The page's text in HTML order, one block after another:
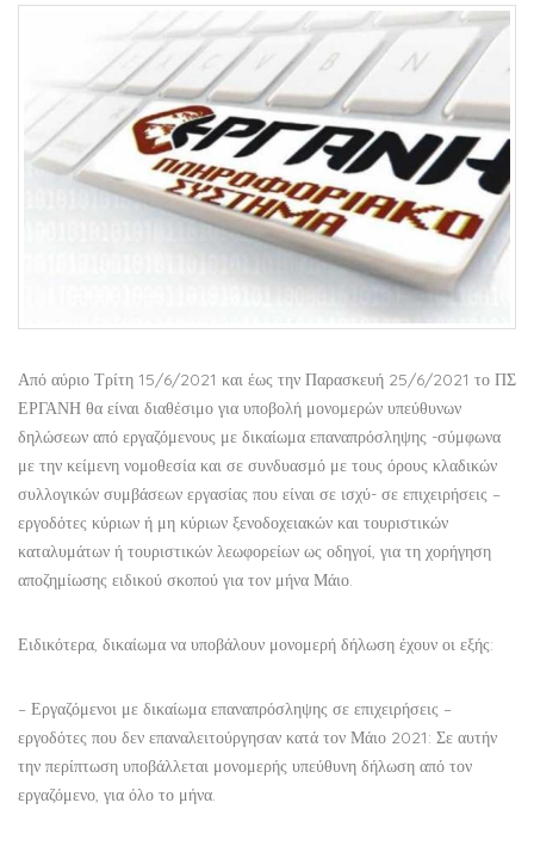
Από αύριο Τρίτη 15/6/2021 και έως την Παρασκευή 25/6/2021 το ΠΣ
ΕΡΓΑΝΗ θα είναι διαθέσιμο για υποβολή μονομερών υπεύθυνων
δηλώσεων από εργαζόμενους με δικαίωμα επαναπρόσληψης -σύμφωνα
με την κείμενη νομοθεσία και σε συνδυασμό με τους όρους κλαδικών
συλλογικών συμβάσεων εργασίας που είναι σε ισχύ- σε επιχειρήσεις –
εργοδότες κύριων ή μη κύριων ξενοδοχειακών και τουριστικών
καταλυμάτων ή τουριστικών λεωφορείων ως οδηγοί, για τη χορήγηση
αποζημίωσης ειδικού σκοπού για τον μήνα Μάιο.
Ειδικότερα, δικαίωμα να υποβάλουν μονομερή δήλωση έχουν οι εξής:
– Εργαζόμενοι με δικαίωμα επαναπρόσληψης σε επιχειρήσεις –
εργοδότες που δεν επαναλειτούργησαν κατά τον Μάιο 2021: Σε αυτήν
την περίπτωση υποβάλλεται μονομερής υπεύθυνη δήλωση από τον
εργαζόμενο, για όλο το μήνα.